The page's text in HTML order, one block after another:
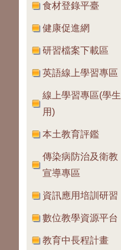
食材登錄平臺
健康促進網
研習檔案下載區
英語線上學習專區
線上學習專區(學生
用)
本土教育評鑑
傳染病防治及衛教
宣導專區
資訊應用培訓研習
數位教學資源平台
教育中長程計畫